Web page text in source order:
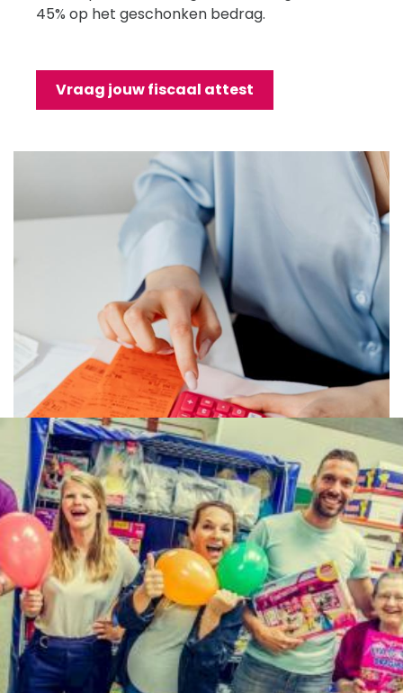
45% op het geschonken bedrag.
Vraag jouw fiscaal attest